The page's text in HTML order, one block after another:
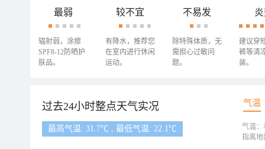
最弱
辐射弱，涂擦
SPF8-12防晒护
肤品。
较不宜
有降水，推荐您
在室内进行休闲
运动。
不易发
除特殊体质，无
需担心过敏问
题。
建议穿
裤等清
装。
过去24小时整点天气实况 气温
最高气温: 31.7℃ , 最低气温: 22.1℃
气温：
指离地